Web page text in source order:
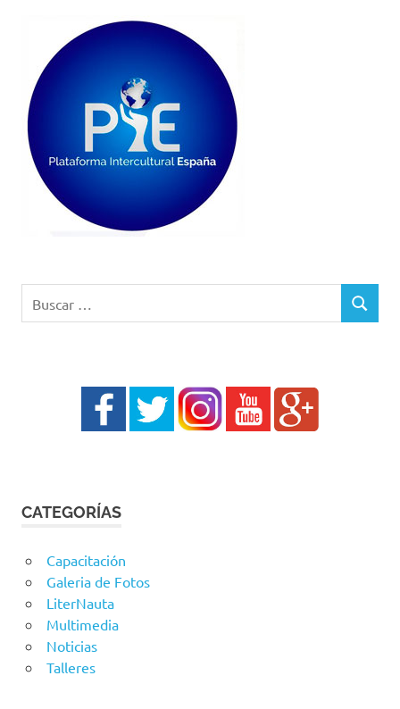
BUSCAR
CATEGORÍAS
Capacitación
Galeria de Fotos
LiterNauta
Multimedia
Noticias
Talleres